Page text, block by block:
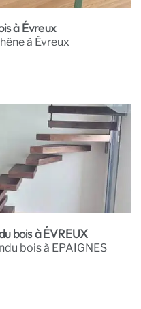
à Évreux
à Évreux
bois à ÉVREUX
bois à EPAIGNES